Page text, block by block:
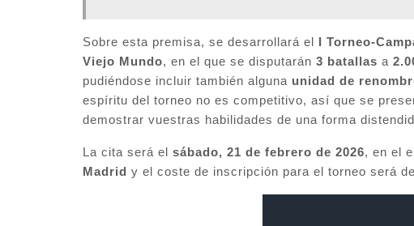
Sobre esta premisa, se desarrollará el I Torneo-
Viejo Mundo, en el que se disputarán 3 batallas a
pudiéndose incluir también alguna unidad de
espíritu del torneo no es competitivo, así que se
demostrar vuestras habilidades de una forma
La cita será el sábado, 21 de febrero de 2026, en el
Madrid y el coste de inscripción para el torneo será de